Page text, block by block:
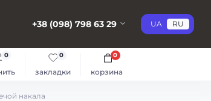
+38 (098) 798 63 29 UA RU
0
закладки
0
корзина
0
накала